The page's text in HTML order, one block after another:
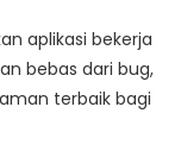
aplikasi bekerja
bebas dari bug,
terbaik bagi